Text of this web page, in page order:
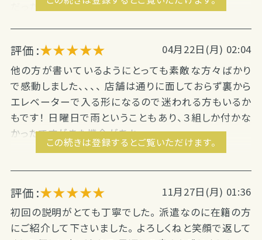
だったのに３０分までにされて...
評価 :★★★★★
04月22日(月) 02:04
他の方が書いているようにとっても素敵な方々ばかり
で感動しました、、、、 店舗は通りに面しておらず裏から
エレベーターで入る形になるので迷われる方もいるか
もです！ 日曜日で雨ということもあり、３組しか付かな
かったですがまた機会があれ...
この続きは登録するとご覧いただけます。
評価 :★★★★★
11月27日(月) 01:36
初回の説明がとても丁寧でした。 派遣なのに在籍の方
にご紹介して下さいました。 よろしくねと笑顔で返して